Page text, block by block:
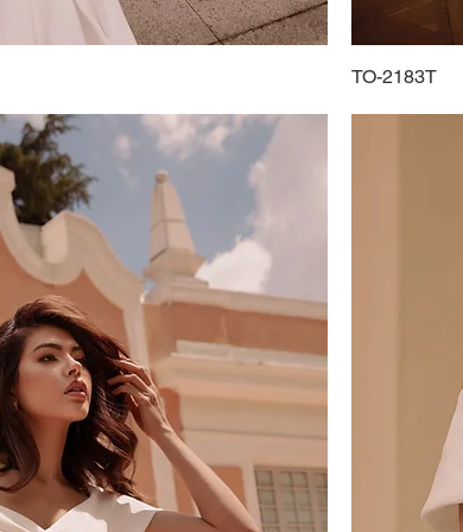
TO-2183T